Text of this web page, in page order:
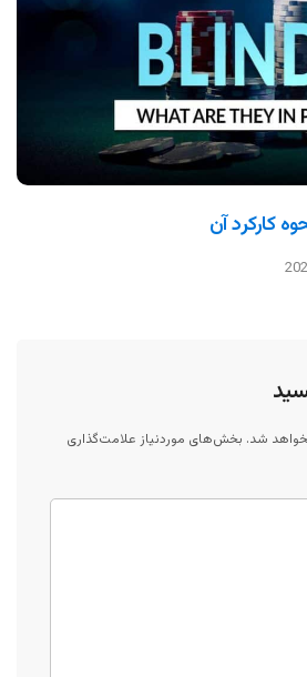
کارکرد آن
شد. بخش‌های موردنیاز علامت‌گذاری